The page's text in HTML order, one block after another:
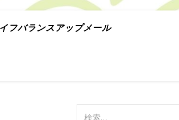
フバランスアップメール